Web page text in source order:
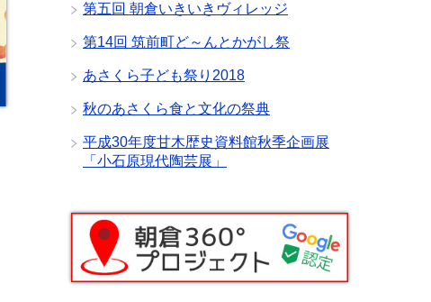
第五回 朝倉いきいきヴィレッジ
第14回 筑前町ど～んとかがし祭
あさくら子ども祭り2018
秋のあさくら食と文化の祭典
平成30年度甘木歴史資料館秋季企画展
「小石原現代陶芸展」